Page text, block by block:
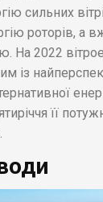
сильних
роторів, а
На 2022
із
її